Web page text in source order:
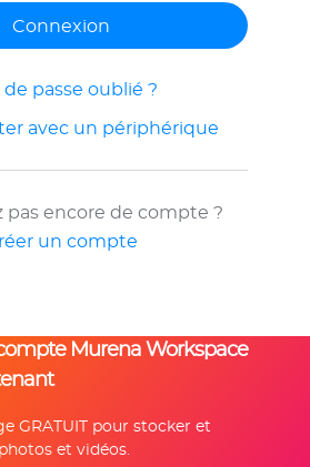
Murena Workspace
GRATUIT pour stocker et
et vidéos.
de passe oublié ?
avec un périphérique
pas encore de compte ?
un compte